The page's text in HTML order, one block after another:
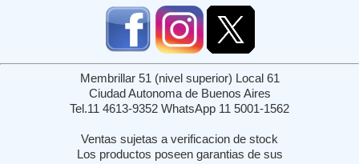
Membrillar 51 (nivel superior) Local 61
Ciudad Autonoma de Buenos Aires
Tel.11 4613-9352 WhatsApp 11 5001-1562
Ventas sujetas a verificacion de stock
Los productos poseen garantias de sus